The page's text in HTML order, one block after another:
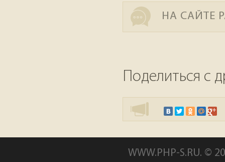
НА САЙТЕ
Поделиться с
WWW.PHP-S.RU. ©